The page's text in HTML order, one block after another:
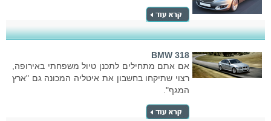
BMW 318
אם אתם מתחילים לתכנן טיול משפחתי באירופה,
רצוי שתיקחו בחשבון את איטליה המכונה גם "ארץ
המגף".